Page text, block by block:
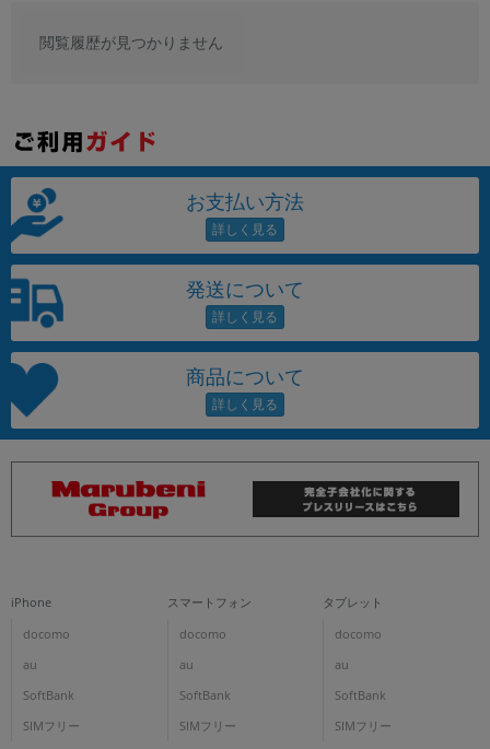
閲覧履歴が見つかりません
お支払い方法
発送について
商品について
iPhone
docomo
au
SoftBank
SIMフリー
スマートフォン
docomo
au
SoftBank
SIMフリー
タブレット
docomo
au
SoftBank
SIMフリー